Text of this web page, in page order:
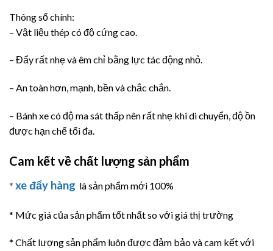
Thông số chính:
– Vật liệu thép có độ cứng cao.
– Đẩy rất nhẹ và êm chỉ bằng lực tác động nhỏ.
– An toàn hơn, mạnh, bền và chắc chắn.
– Bánh xe có độ ma sát thấp nên rất nhẹ khi di chuyển, độ ồn
được hạn chế tối đa.
Cam kết về chất lượng sản phẩm
* xe đẩy hàng là sản phẩm mới 100%
* Mức giá của sản phẩm tốt nhất so với giá thị trường
* Chất lượng sản phẩm luôn được đảm bảo và cam kết với